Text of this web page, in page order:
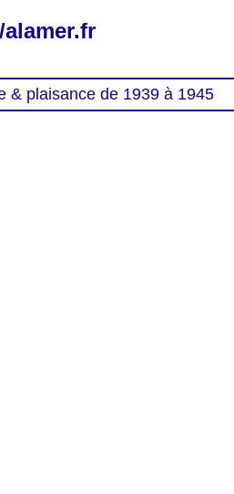
& plaisance de 1939 à 1945